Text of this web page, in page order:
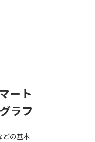
ート
ラフ
どの基本